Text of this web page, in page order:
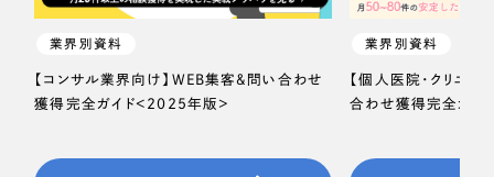
業界別資料
【コンサル業界向け】WEB集客＆問い合わせ
獲得完全ガイド＜2025年版＞
業界別資料
【個人医院・クリニッ
合わせ獲得完全ガイ